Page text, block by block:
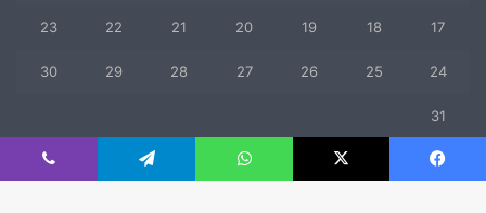
17
18
19
20
21
22
23
24
25
26
27
28
29
30
31
« يوليو
فيسبوك ‫X واتساب تيلقرام ڤايبر